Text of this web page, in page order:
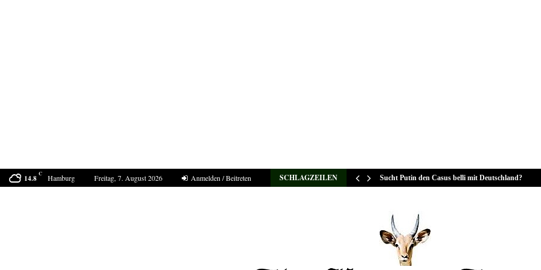
14.8 C Hamburg Freitag, 7. August 2026 Anmelden / Beitreten SCHLAGZEILEN
Der Sommer 2040 in Europa Sucht Putin den Casus belli mit Deutschland?